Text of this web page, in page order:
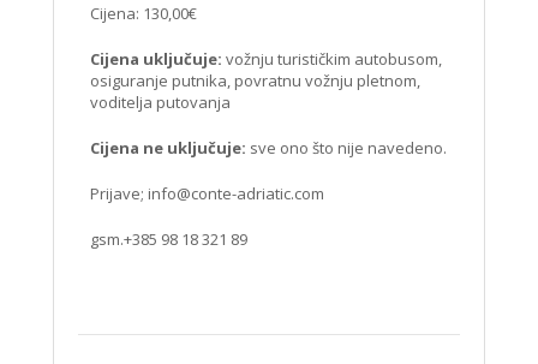
Cijena: 130,00€
Cijena uključuje: vožnju turističkim autobusom,
osiguranje putnika, povratnu vožnju pletnom,
voditelja putovanja
Cijena ne uključuje: sve ono što nije navedeno.
Prijave; info@conte-adriatic.com
gsm.+385 98 18 321 89